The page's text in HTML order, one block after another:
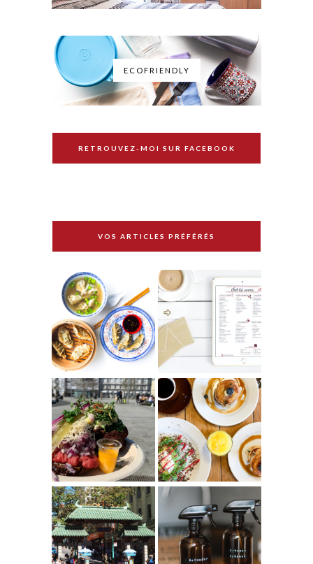
ECOFRIENDLY
RETROUVEZ-MOI SUR FACEBOOK
VOS ARTICLES PRÉFÉRÉS